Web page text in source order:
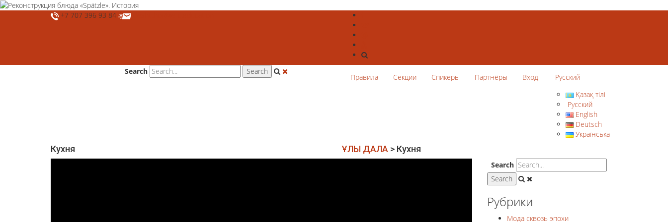
+7 707 396 93 84
Правила Секции Спикеры Партнёры Вход
Русский
Қазақ тілі
Русский
English
Deutsch
Українська
Search
Кухня ҰЛЫ ДАЛА > Кухня
Search
Рубрики
Мода сквозь эпохи